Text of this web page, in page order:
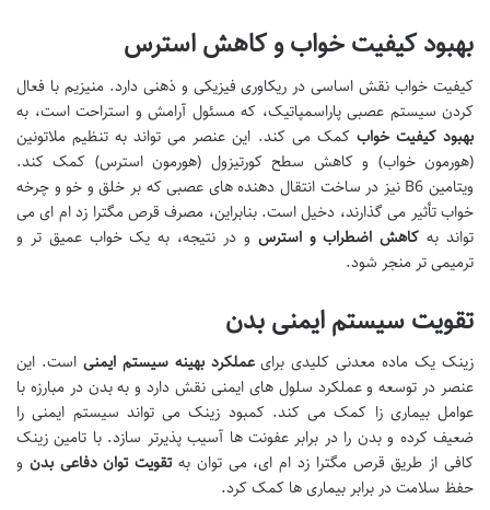
بهبود کیفیت خواب و کاهش استرس
کیفیت خواب نقش اساسی در ریکاوری فیزیکی و ذهنی دارد. منیزیم با فعال
کردن سیستم عصبی پاراسمپاتیک، که مسئول آرامش و استراحت است، به
بهبود کیفیت خواب کمک می کند. این عنصر می تواند به تنظیم ملاتونین
(هورمون خواب) و کاهش سطح کورتیزول (هورمون استرس) کمک کند.
ویتامین B6 نیز در ساخت انتقال دهنده های عصبی که بر خلق و خو و چرخه
خواب تأثیر می گذارند، دخیل است. بنابراین، مصرف قرص مگترا زد ام ای می
تواند به کاهش اضطراب و استرس و در نتیجه، به یک خواب عمیق تر و
ترمیمی تر منجر شود.
تقویت سیستم ایمنی بدن
زینک یک ماده معدنی کلیدی برایعملکرد بهینه سیستم ایمنی است. این
عنصر در توسعه و عملکرد سلول های ایمنی نقش دارد و به بدن در مبارزه با
عوامل بیماری زا کمک می کند. کمبود زینک می تواند سیستم ایمنی را
ضعیف کرده و بدن را در برابر عفونت ها آسیب پذیرتر سازد. با تامین زینک
کافی از طریق قرص مگترا زد ام ای، می توان بهتقویت توان دفاعی بدن و
حفظ سلامت در برابر بیماری ها کمک کرد.